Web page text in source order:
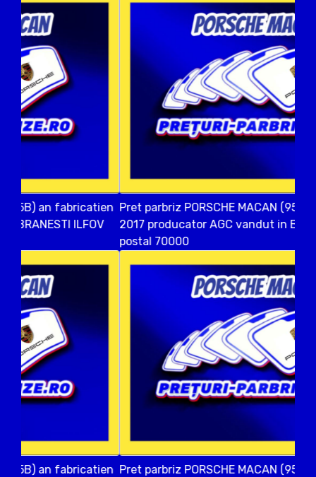
Pret parbriz PORSCHE MACAN (95B) an fabricatien
2017 producator AGC vandut in BUFTEA ILFOV cod
Pret parbriz PORSCHE MACAN (95B) an fabricatien